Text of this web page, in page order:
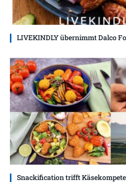
LIVEKINDLY übernimmt Dalco
Snackification trifft